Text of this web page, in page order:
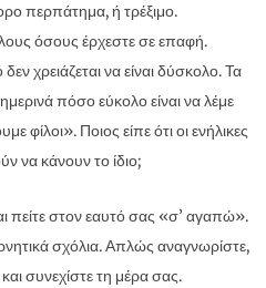
περπάτημα, ή τρέξιμο.
όσους έρχεστε σε επαφή.
χρειάζεται να είναι δύσκολο. Τα
πόσο εύκολο είναι να λέμε
φίλοι». Ποιος είπε ότι οι ενήλικες
να κάνουν το ίδιο;
πείτε στον εαυτό σας «σ’ αγαπώ».
σχόλια. Απλώς αναγνωρίστε,
συνεχίστε τη μέρα σας.